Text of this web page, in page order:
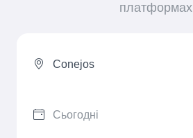
платформах
Conejos